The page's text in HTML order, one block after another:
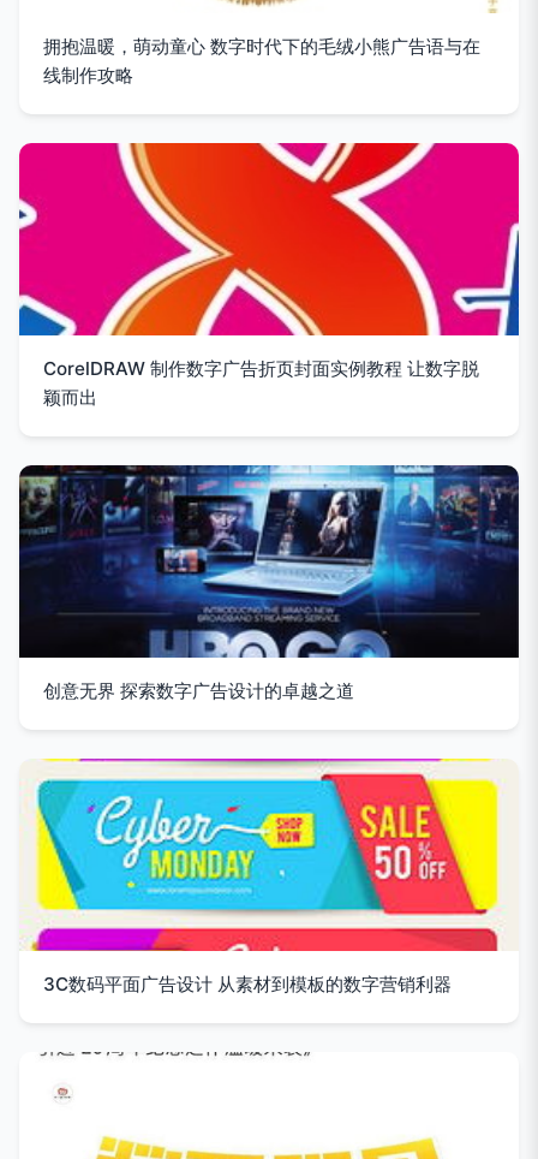
拥抱温暖，萌动童心 数字时代下的毛绒小熊广告语与在
线制作攻略
CorelDRAW 制作数字广告折页封面实例教程 让数字脱
颖而出
创意无界 探索数字广告设计的卓越之道
3C数码平面广告设计 从素材到模板的数字营销利器